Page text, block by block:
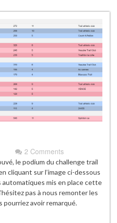
2 Comments
le podium du challenge trail
cliquant sur l’image ci-dessous
automatiques mis en place cette
pas à nous remonter les
avoir remarqué.